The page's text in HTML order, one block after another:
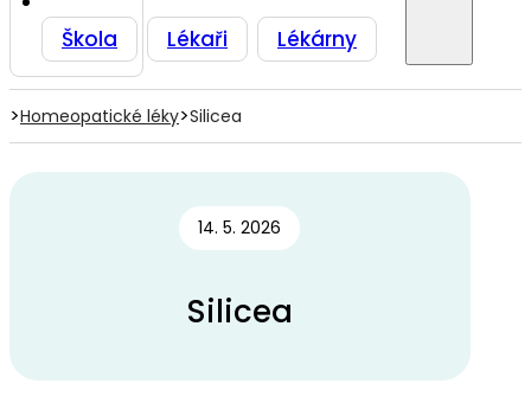
Škola Lékaři Lékárny
>Homeopatické léky>Silicea
14. 5. 2026
Silicea